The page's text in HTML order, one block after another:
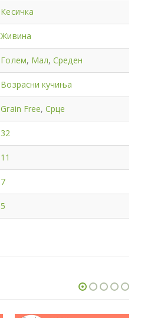
Кесичка
Живина
Голем, Мал,Среден
Возрасни кучиња
Grain Free,Срце
32
11
7
5